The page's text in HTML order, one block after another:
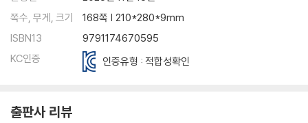
쪽수, 무게, 크기
168쪽 | 210*280*9mm
ISBN13
9791174670595
KC인증
인증유형 : 적합성확인
출판사 리뷰